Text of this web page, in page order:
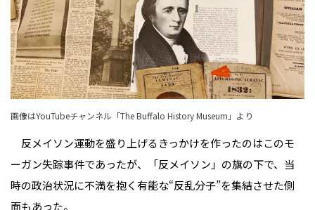
画像はYouTubeチャンネル「The Buffalo History Museum」より
反メイソン運動を盛り上げるきっかけを作ったのはこのモ
ーガン失踪事件であったが、「反メイソン」の旗の下で、当
時の政治状況に不満を抱く有能な“反乱分子”を集結させた側
面もあった。